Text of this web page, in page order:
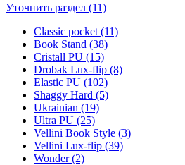
Уточнить раздел (11)
Classic pocket (11)
Book Stand (38)
Cristall PU (15)
Drobak Lux-flip (8)
Elastic PU (102)
Shaggy Hard (5)
Ukrainian (19)
Ultra PU (25)
Vellini Book Style (3)
Vellini Lux-flip (39)
Wonder (2)